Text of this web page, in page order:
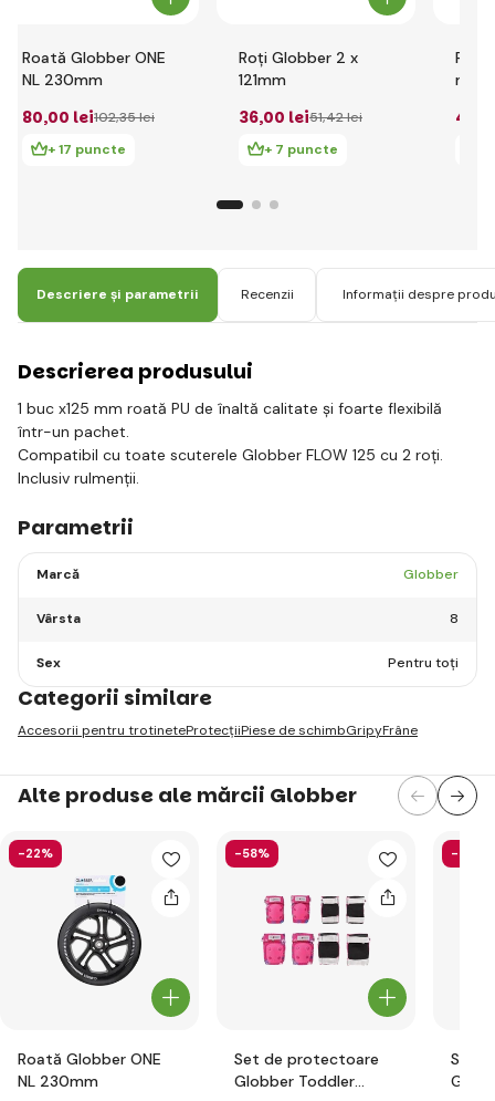
Roată Globber ONE
NL 230mm
80,00 lei102,35 lei
+ 17 puncte
Roți Globber 2 x
121mm
36,00 lei51,42 lei
+ 7 puncte
Roți
mm
44
Descriere și parametrii Recenzii Informații despre
Descrierea produsului
1 buc x125 mm roată PU de înaltă calitate și foarte flexibilă
într-un pachet.
Compatibil cu toate scuterele Globber FLOW 125 cu 2 roți.
Inclusiv rulmenții.
Parametrii
Marcă Globber
Vârsta 8
Sex Pentru toți
Categorii similare
Accesorii pentru trotineteProtecțiiPiese de schimbGripyFrâne
Alte produse ale mărcii Globber
-22%
Roată Globber ONE
NL 230mm
-58%
Set de protectoare
Globber Toddler
-65%
Set